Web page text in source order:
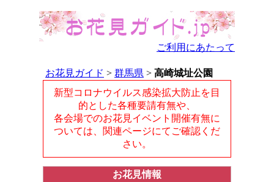
ご利用にあたって
お花見ガイド > 群馬県 > 高崎城址公園
新型コロナウイルス感染拡大防止を目
的とした各種要請有無や、
各会場でのお花見イベント開催有無に
ついては、関連ページにてご確認くだ
さい。
お花見情報